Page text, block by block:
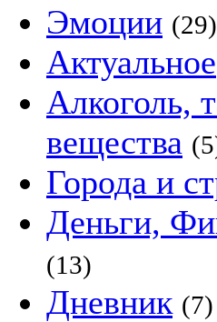
Эмоции (29)
Актуальное
Алкоголь,
вещества
Города и
Деньги,
(13)
Дневник (7)